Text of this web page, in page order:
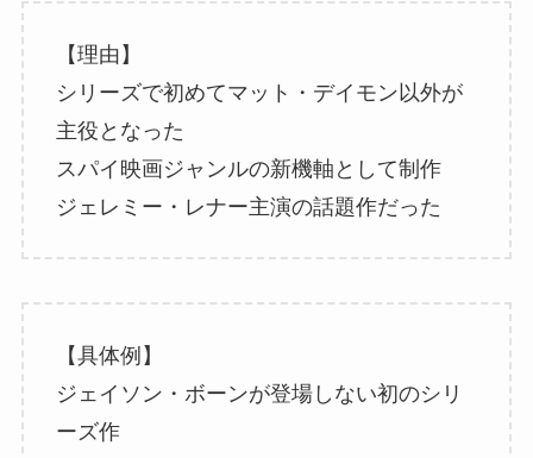
【理由】
シリーズで初めてマット・デイモン以外が
主役となった
スパイ映画ジャンルの新機軸として制作
ジェレミー・レナー主演の話題作だった
【具体例】
ジェイソン・ボーンが登場しない初のシリ
ーズ作